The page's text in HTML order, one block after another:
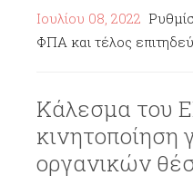
Ιουλίου 08, 2022
ΦΠΑ και τέλος
Κάλεσμα του
κινητοποίηση
οργανικών